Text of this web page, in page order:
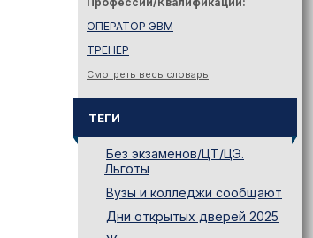
ОПЕРАТОР ЭВМ
ТРЕНЕР
Смотреть весь словарь
ТЕГИ
Без экзаменов/ЦТ/ЦЭ.
Льготы
Вузы и колледжи сообщают
Дни открытых дверей 2025